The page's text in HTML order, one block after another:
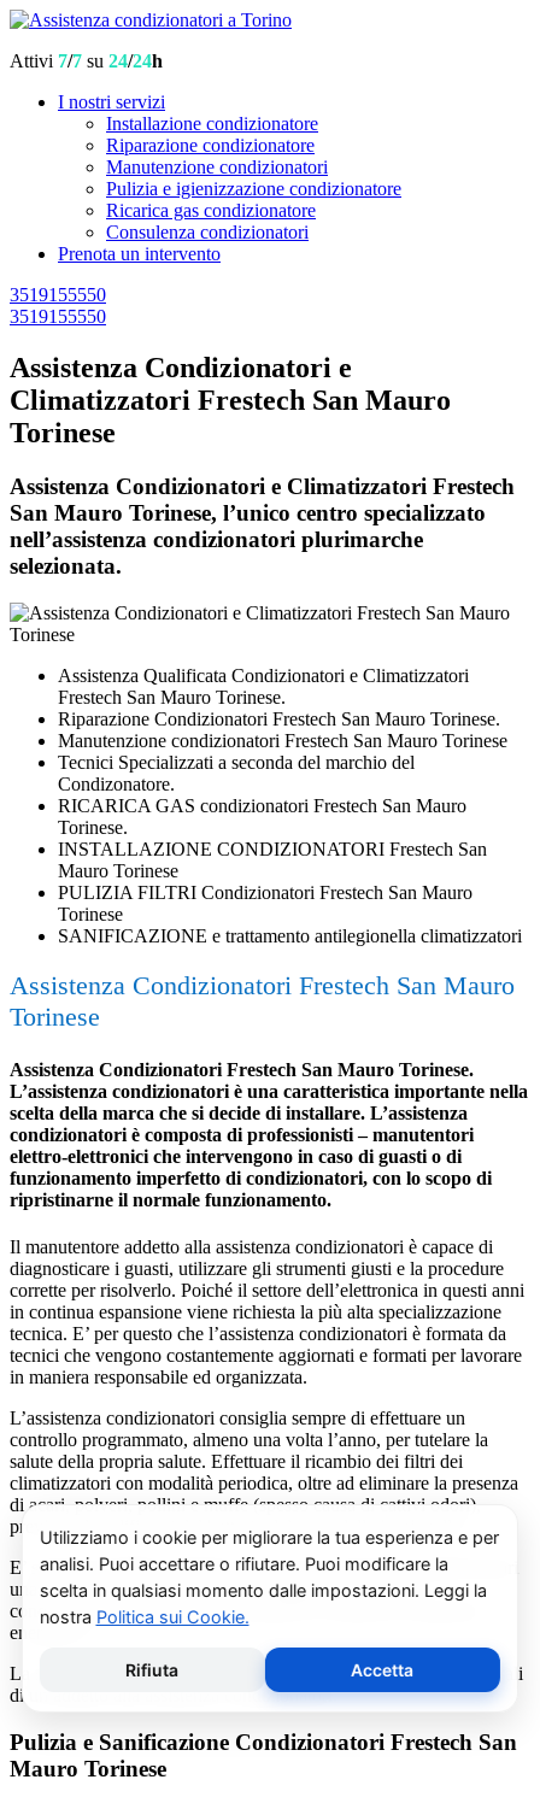
Attivi 7/7 su 24/24h
I nostri servizi
Installazione condizionatore
Riparazione condizionatore
Manutenzione condizionatori
Pulizia e igienizzazione condizionatore
Ricarica gas condizionatore
Consulenza condizionatori
Prenota un intervento
3519155550
3519155550
Assistenza Condizionatori e
Climatizzatori Frestech San Mauro
Torinese
Assistenza Condizionatori e Climatizzatori Frestech
San Mauro Torinese, l’unico centro specializzato
nell’assistenza condizionatori plurimarche
selezionata.
Assistenza Qualificata Condizionatori e Climatizzatori
Frestech San Mauro Torinese.
Riparazione Condizionatori Frestech San Mauro Torinese.
Manutenzione condizionatori Frestech San Mauro Torinese
Tecnici Specializzati a seconda del marchio del
Condizonatore.
RICARICA GAS condizionatori Frestech San Mauro
Torinese.
INSTALLAZIONE CONDIZIONATORI Frestech San
Mauro Torinese
PULIZIA FILTRI Condizionatori Frestech San Mauro
Torinese
SANIFICAZIONE e trattamento antilegionella climatizzatori
Assistenza Condizionatori Frestech San Mauro
Torinese
Assistenza Condizionatori Frestech San Mauro Torinese.
L’assistenza condizionatori è una caratteristica importante nella
scelta della marca che si decide di installare. L’assistenza
condizionatori è composta di professionisti – manutentori
elettro-elettronici che intervengono in caso di guasti o di
funzionamento imperfetto di condizionatori, con lo scopo di
ripristinarne il normale funzionamento.
Il manutentore addetto alla assistenza condizionatori è capace di
diagnosticare i guasti, utilizzare gli strumenti giusti e la procedure
corrette per risolverlo. Poiché il settore dell’elettronica in questi anni
in continua espansione viene richiesta la più alta specializzazione
tecnica. E’ per questo che l’assistenza condizionatori è formata da
tecnici che vengono costantemente aggiornati e formati per lavorare
in maniera responsabile ed organizzata.
L’assistenza condizionatori consiglia sempre di effettuare un
controllo programmato, almeno una volta l’anno, per tutelare la
salute della propria salute. Effettuare il ricambio dei filtri dei
climatizzatori con modalità periodica, oltre ad eliminare la presenza
di acari, polveri, pollini e muffe (spesso causa di cattivi odori),
previene il prolificarsi del batterio del virus della Legionella.
E’ sempre possibile richiedere al centro di assistenza condizionatori
una consulenza gratuita per un montaggio di un nuovo
condizionatore o sulle ultime normative in materia di risparmio
energetico.
La salute e il benessere sono quindi essere gli obiettivi fondamentali
di un addetto alla assistenza condizionatori.
Pulizia e Sanificazione Condizionatori Frestech San
Mauro Torinese